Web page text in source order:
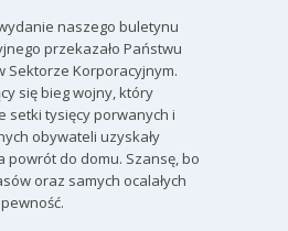
naszego buletynu
przekazało Państwu
Sektorze Korporacyjnym.
się bieg wojny, który
setki tysięcy porwanych i
obywateli uzyskały
powrót do domu. Szansę, bo
oraz samych ocalałych